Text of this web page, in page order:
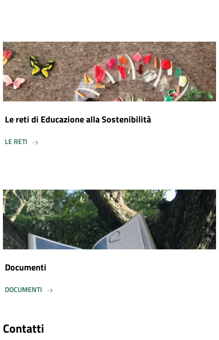
Le reti di Educazione alla Sostenibilità
LE RETI
Documenti
DOCUMENTI
Contatti